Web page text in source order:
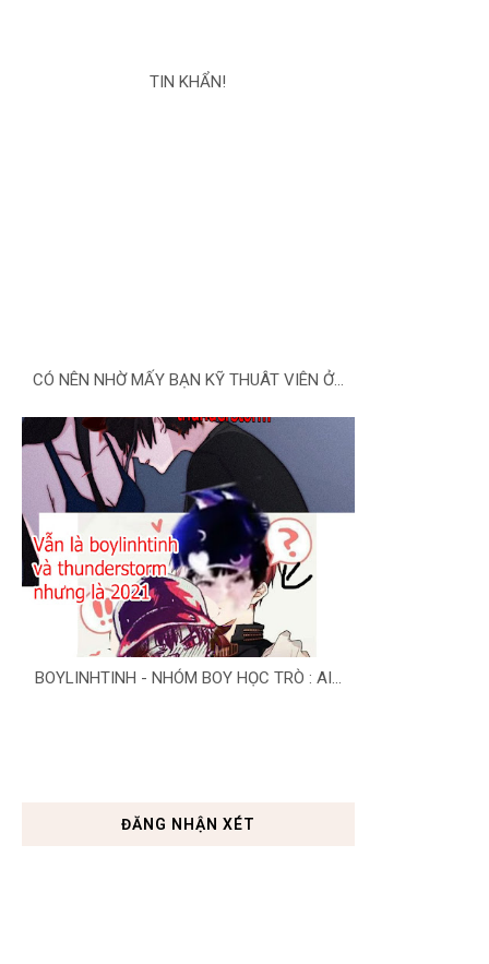
TIN KHẨN!
CÓ NÊN NHỜ MẤY BẠN KỸ THUÂT VIÊN Ở...
BOYLINHTINH - NHÓM BOY HỌC TRÒ : AI...
ĐĂNG NHẬN XÉT